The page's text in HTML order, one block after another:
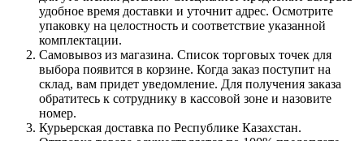
удобное время доставки и уточнит адрес. Осмотрите
упаковку на целостность и соответствие указанной
комплектации.
Самовывоз из магазина. Список торговых точек для
выбора появится в корзине. Когда заказ поступит на
склад, вам придет уведомление. Для получения заказа
обратитесь к сотруднику в кассовой зоне и назовите
номер.
Курьерская доставка по Республике Казахстан.